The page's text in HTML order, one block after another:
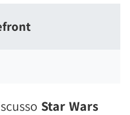
Star Wars